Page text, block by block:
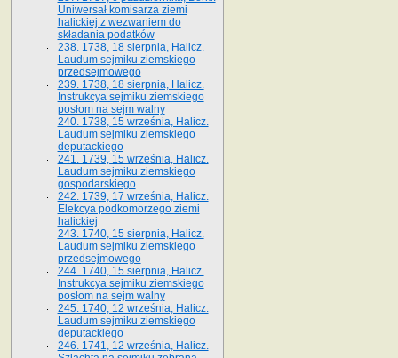
Uniwersał komisarza ziemi
halickiej z wezwaniem do
składania podatków
238. 1738, 18 sierpnia, Halicz.
Laudum sejmiku ziemskiego
przedsejmowego
239. 1738, 18 sierpnia, Halicz.
Instrukcya sejmiku ziemskiego
posłom na sejm walny
240. 1738, 15 września, Halicz.
Laudum sejmiku ziemskiego
deputackiego
241. 1739, 15 września, Halicz.
Laudum sejmiku ziemskiego
gospodarskiego
242. 1739, 17 września, Halicz.
Elekcya podkomorzego ziemi
halickiej
243. 1740, 15 sierpnia, Halicz.
Laudum sejmiku ziemskiego
przedsejmowego
244. 1740, 15 sierpnia, Halicz.
Instrukcya sejmiku ziemskiego
posłom na sejm walny
245. 1740, 12 września, Halicz.
Laudum sejmiku ziemskiego
deputackiego
246. 1741, 12 września, Halicz.